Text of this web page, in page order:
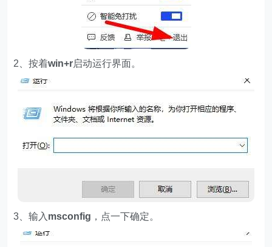
2、按着win+r启动运行界面。
3、输入 msconfig ，点一下确定。